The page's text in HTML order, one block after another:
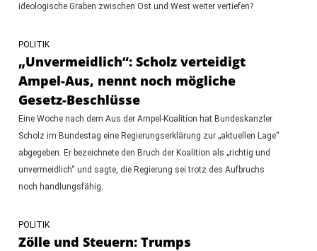
ideologische Graben zwischen Ost und West weiter vertiefen?
POLITIK
„Unvermeidlich“: Scholz verteidigt
Ampel-Aus, nennt noch mögliche
Gesetz-Beschlüsse
Eine Woche nach dem Aus der Ampel-Koalition hat Bundeskanzler
Scholz im Bundestag eine Regierungserklärung zur „aktuellen Lage“
abgegeben. Er bezeichnete den Bruch der Koalition als „richtig und
unvermeidlich“ und sagte, die Regierung sei trotz des Aufbruchs
noch handlungsfähig.
POLITIK
Zölle und Steuern: Trumps